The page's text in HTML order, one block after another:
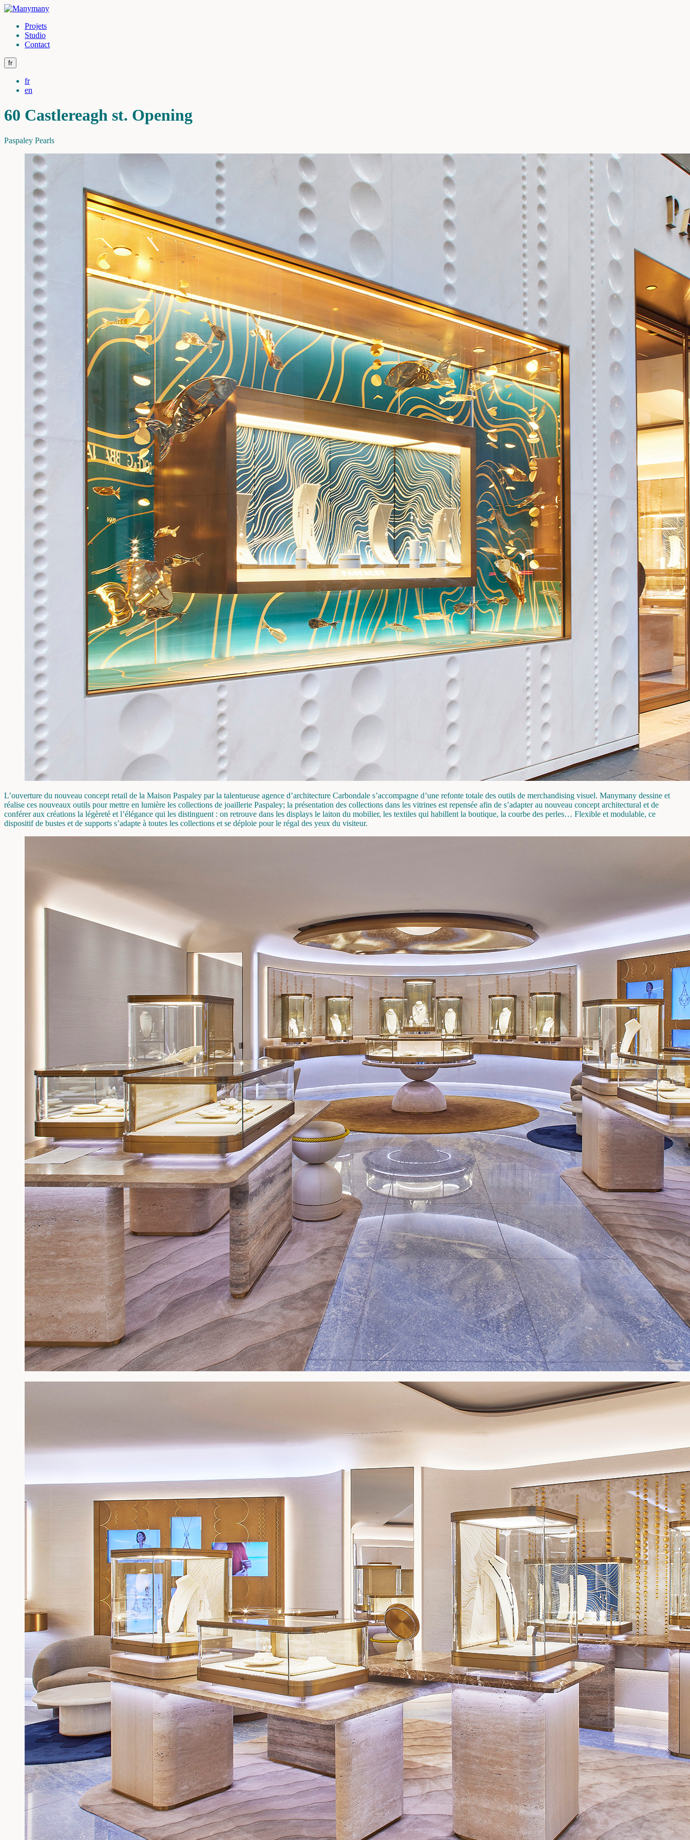
Projets
Studio
Contact
fr
fr
en
60 Castlereagh st. Opening
Paspaley Pearls
L’ouverture du nouveau concept retail de la Maison Paspaley par la talentueuse agence d’architecture Carbondale s’accompagne d’une refonte totale des outils de merchandising visuel. Manymany dessine et
réalise ces nouveaux outils pour mettre en lumière les collections de joaillerie Paspaley; la présentation des collections dans les vitrines est repensée afin de s’adapter au nouveau concept architectural et de
conférer aux créations la légèreté et l’élégance qui les distinguent : on retrouve dans les displays le laiton du mobilier, les textiles qui habillent la boutique, la courbe des perles… Flexible et modulable, ce
dispositif de bustes et de supports s’adapte à toutes les collections et se déploie pour le régal des yeux du visiteur.